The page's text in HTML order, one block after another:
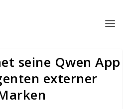
seine Qwen App
externer